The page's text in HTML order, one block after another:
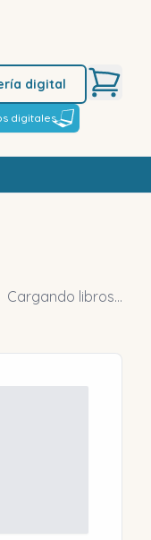
digital
digitales
Cargando libros...